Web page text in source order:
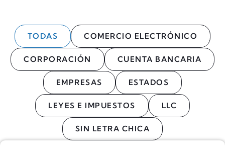
COMERCIO ELECTRÓNICO
CORPORACIÓN CUENTA BANCARIA
EMPRESAS ESTADOS
LEYES E IMPUESTOS LLC
SIN LETRA CHICA
TODAS